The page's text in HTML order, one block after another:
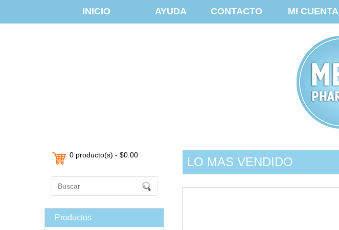
INICIO AYUDA CONTACTO MI CUENTA
0 producto(s) - $0.00
Productos
LO MAS VENDIDO